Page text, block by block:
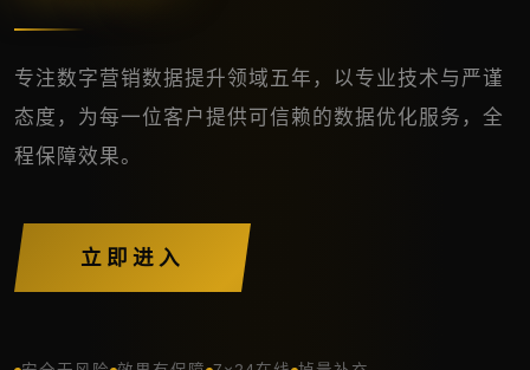
专注数字营销数据提升领域五年，以专业技术与严谨
态度，为每一位客户提供可信赖的数据优化服务，全
程保障效果。
立即进入